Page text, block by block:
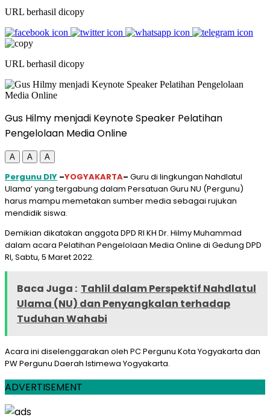
URL berhasil dicopy
URL berhasil dicopy
Gus Hilmy menjadi Keynote Speaker Pelatihan
Pengelolaan Media Online
A A A
Pergunu DIY –YOGYAKARTA– Guru di lingkungan Nahdlatul
Ulama’ yang tergabung dalam Persatuan Guru NU (Pergunu)
harus mampu memetakan sumber media sebagai rujukan
mendidik siswa.
Demikian dikatakan anggota DPD RI KH Dr. Hilmy Muhammad
dalam acara Pelatihan Pengelolaan Media Online di Gedung DPD
RI, Sabtu, 5 Maret 2022.
Baca Juga : Tahlil dalam Perspektif Nahdlatul
Ulama (NU) dan Penyangkalan terhadap
Tuduhan Wahabi
Acara ini diselenggarakan oleh PC Pergunu Kota Yogyakarta dan
PW Pergunu Daerah Istimewa Yogyakarta.
ADVERTISEMENT